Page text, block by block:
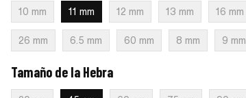
10 mm 11 mm 12 mm 13 mm 16 mm
26 mm 6.5 mm 60 mm 8 mm 9 mm
Tamaño de la Hebra